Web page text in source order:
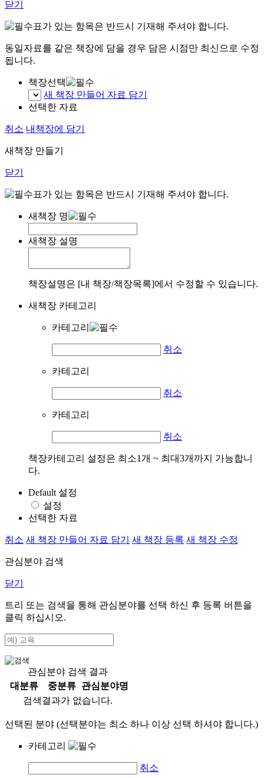
닫기
표가 있는 항목은 반드시 기재해 주셔야 합니다.
동일자료를 같은 책장에 담을 경우 담은 시점만 최신으로 수정
됩니다.
책장선택
새 책장 만들어 자료 담기
선택한 자료
취소 내책장에 담기
새책장 만들기
닫기
표가 있는 항목은 반드시 기재해 주셔야 합니다.
새책장 명
새책장 설명
책장설명은 [내 책장/책장목록]에서 수정할 수 있습니다.
새책장 카테고리
카테고리
취소
카테고리
취소
카테고리
취소
책장카테고리 설정은 최소1개 ~ 최대3개까지 가능합니
다.
Default 설정
설정
선택한 자료
취소 새 책장 만들어 자료 담기 새 책장 등록 새 책장 수정
관심분야 검색
닫기
트리 또는 검색을 통해 관심분야를 선택 하신 후 등록 버튼을
클릭 하십시오.
관심분야 검색 결과
대분류
중분류
관심분야명
검색결과가 없습니다.
선택된 분야 (선택분야는 최소 하나 이상 선택 하셔야 합니다.)
카테고리
취소